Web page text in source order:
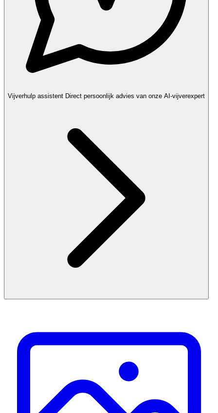
Vijverhulp assistent Direct persoonlijk advies van onze AI-vijverexpert